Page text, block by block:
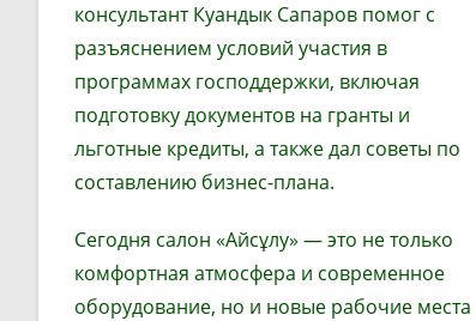
консультант Куандык Сапаров помог с
разъяснением условий участия в
программах господдержки, включая
подготовку документов на гранты и
льготные кредиты, а также дал советы по
составлению бизнес-плана.
Сегодня салон «Айсұлу» — это не только
комфортная атмосфера и современное
оборудование, но и новые рабочие места